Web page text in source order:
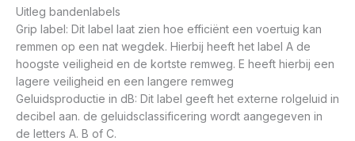
Uitleg bandenlabels
Grip label: Dit label laat zien hoe efficiënt een voertuig kan
remmen op een nat wegdek. Hierbij heeft het label A de
hoogste veiligheid en de kortste remweg. E heeft hierbij een
lagere veiligheid en een langere remweg
Geluidsproductie in dB: Dit label geeft het externe rolgeluid in
decibel aan. de geluidsclassificering wordt aangegeven in
de letters A. B of C.